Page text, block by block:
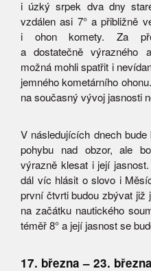
i úzký srpek dva dny
vzdálen asi 7° a přibližně
i ohon komety. Za
a dostatečně výrazného
možná mohli spatřit i
jemného kometárního
na současný vývoj jasnosti
V následujících dnech
pohybu nad obzor, ale
výrazně klesat i její
dál víc hlásit o slovo i
první čtvrti budou zbývat již
na začátku nautického
téměř 8° a její jasnost se
17. března – 23. března